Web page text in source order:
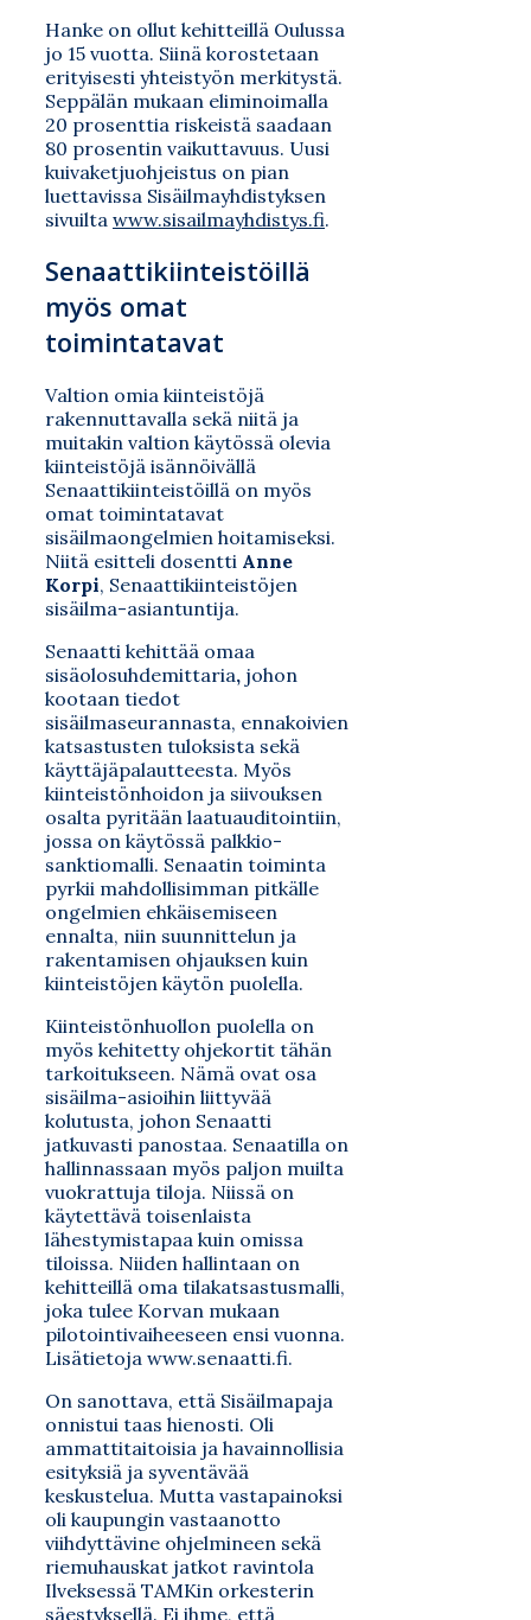
Hanke on ollut kehitteillä Oulussa
jo 15 vuotta. Siinä korostetaan
erityisesti yhteistyön merkitystä.
Seppälän mukaan eliminoimalla
20 prosenttia riskeistä saadaan
80 prosentin vaikuttavuus. Uusi
kuivaketjuohjeistus on pian
luettavissa Sisäilmayhdistyksen
sivuilta www.sisailmayhdistys.fi.
Senaattikiinteistöillä
myös omat
toimintatavat
Valtion omia kiinteistöjä
rakennuttavalla sekä niitä ja
muitakin valtion käytössä olevia
kiinteistöjä isännöivällä
Senaattikiinteistöillä on myös
omat toimintatavat
sisäilmaongelmien hoitamiseksi.
Niitä esitteli dosentti Anne
Korpi, Senaattikiinteistöjen
sisäilma-asiantuntija.
Senaatti kehittää omaa
sisäolosuhdemittaria, johon
kootaan tiedot
sisäilmaseurannasta, ennakoivien
katsastusten tuloksista sekä
käyttäjäpalautteesta. Myös
kiinteistönhoidon ja siivouksen
osalta pyritään laatuauditointiin,
jossa on käytössä palkkio-
sanktiomalli. Senaatin toiminta
pyrkii mahdollisimman pitkälle
ongelmien ehkäisemiseen
ennalta, niin suunnittelun ja
rakentamisen ohjauksen kuin
kiinteistöjen käytön puolella.
Kiinteistönhuollon puolella on
myös kehitetty ohjekortit tähän
tarkoitukseen. Nämä ovat osa
sisäilma-asioihin liittyvää
kolutusta, johon Senaatti
jatkuvasti panostaa. Senaatilla on
hallinnassaan myös paljon muilta
vuokrattuja tiloja. Niissä on
käytettävä toisenlaista
lähestymistapaa kuin omissa
tiloissa. Niiden hallintaan on
kehitteillä oma tilakatsastusmalli,
joka tulee Korvan mukaan
pilotointivaiheeseen ensi vuonna.
Lisätietoja www.senaatti.fi.
On sanottava, että Sisäilmapaja
onnistui taas hienosti. Oli
ammattitaitoisia ja havainnollisia
esityksiä ja syventävää
keskustelua. Mutta vastapainoksi
oli kaupungin vastaanotto
viihdyttävine ohjelmineen sekä
riemuhauskat jatkot ravintola
Ilveksessä TAMKin orkesterin
säestyksellä. Ei ihme, että